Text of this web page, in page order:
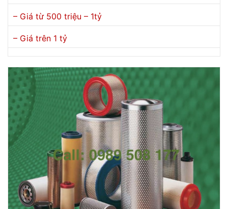
– Giá từ 500 triệu – 1tỷ
– Giá trên 1 tỷ